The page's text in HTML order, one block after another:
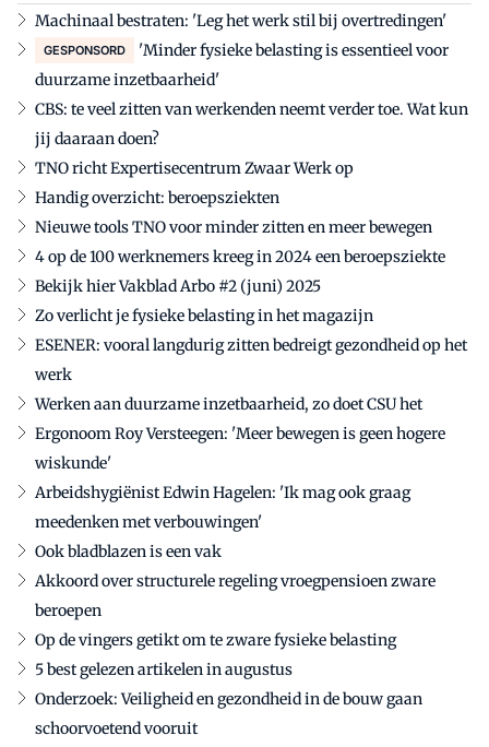
Machinaal bestraten: 'Leg het werk stil bij overtredingen'
GESPONSORD
'Minder fysieke belasting is essentieel voor
duurzame inzetbaarheid'
CBS: te veel zitten van werkenden neemt verder toe. Wat kun
jij daaraan doen?
TNO richt Expertisecentrum Zwaar Werk op
Handig overzicht: beroepsziekten
Nieuwe tools TNO voor minder zitten en meer bewegen
4 op de 100 werknemers kreeg in 2024 een beroepsziekte
Bekijk hier Vakblad Arbo #2 (juni) 2025
Zo verlicht je fysieke belasting in het magazijn
ESENER: vooral langdurig zitten bedreigt gezondheid op het
werk
Werken aan duurzame inzetbaarheid, zo doet CSU het
Ergonoom Roy Versteegen: 'Meer bewegen is geen hogere
wiskunde'
Arbeidshygiënist Edwin Hagelen: 'Ik mag ook graag
meedenken met verbouwingen'
Ook bladblazen is een vak
Akkoord over structurele regeling vroegpensioen zware
beroepen
Op de vingers getikt om te zware fysieke belasting
5 best gelezen artikelen in augustus
Onderzoek: Veiligheid en gezondheid in de bouw gaan
schoorvoetend vooruit